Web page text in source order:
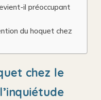
il préoccupant
du hoquet chez
chez le